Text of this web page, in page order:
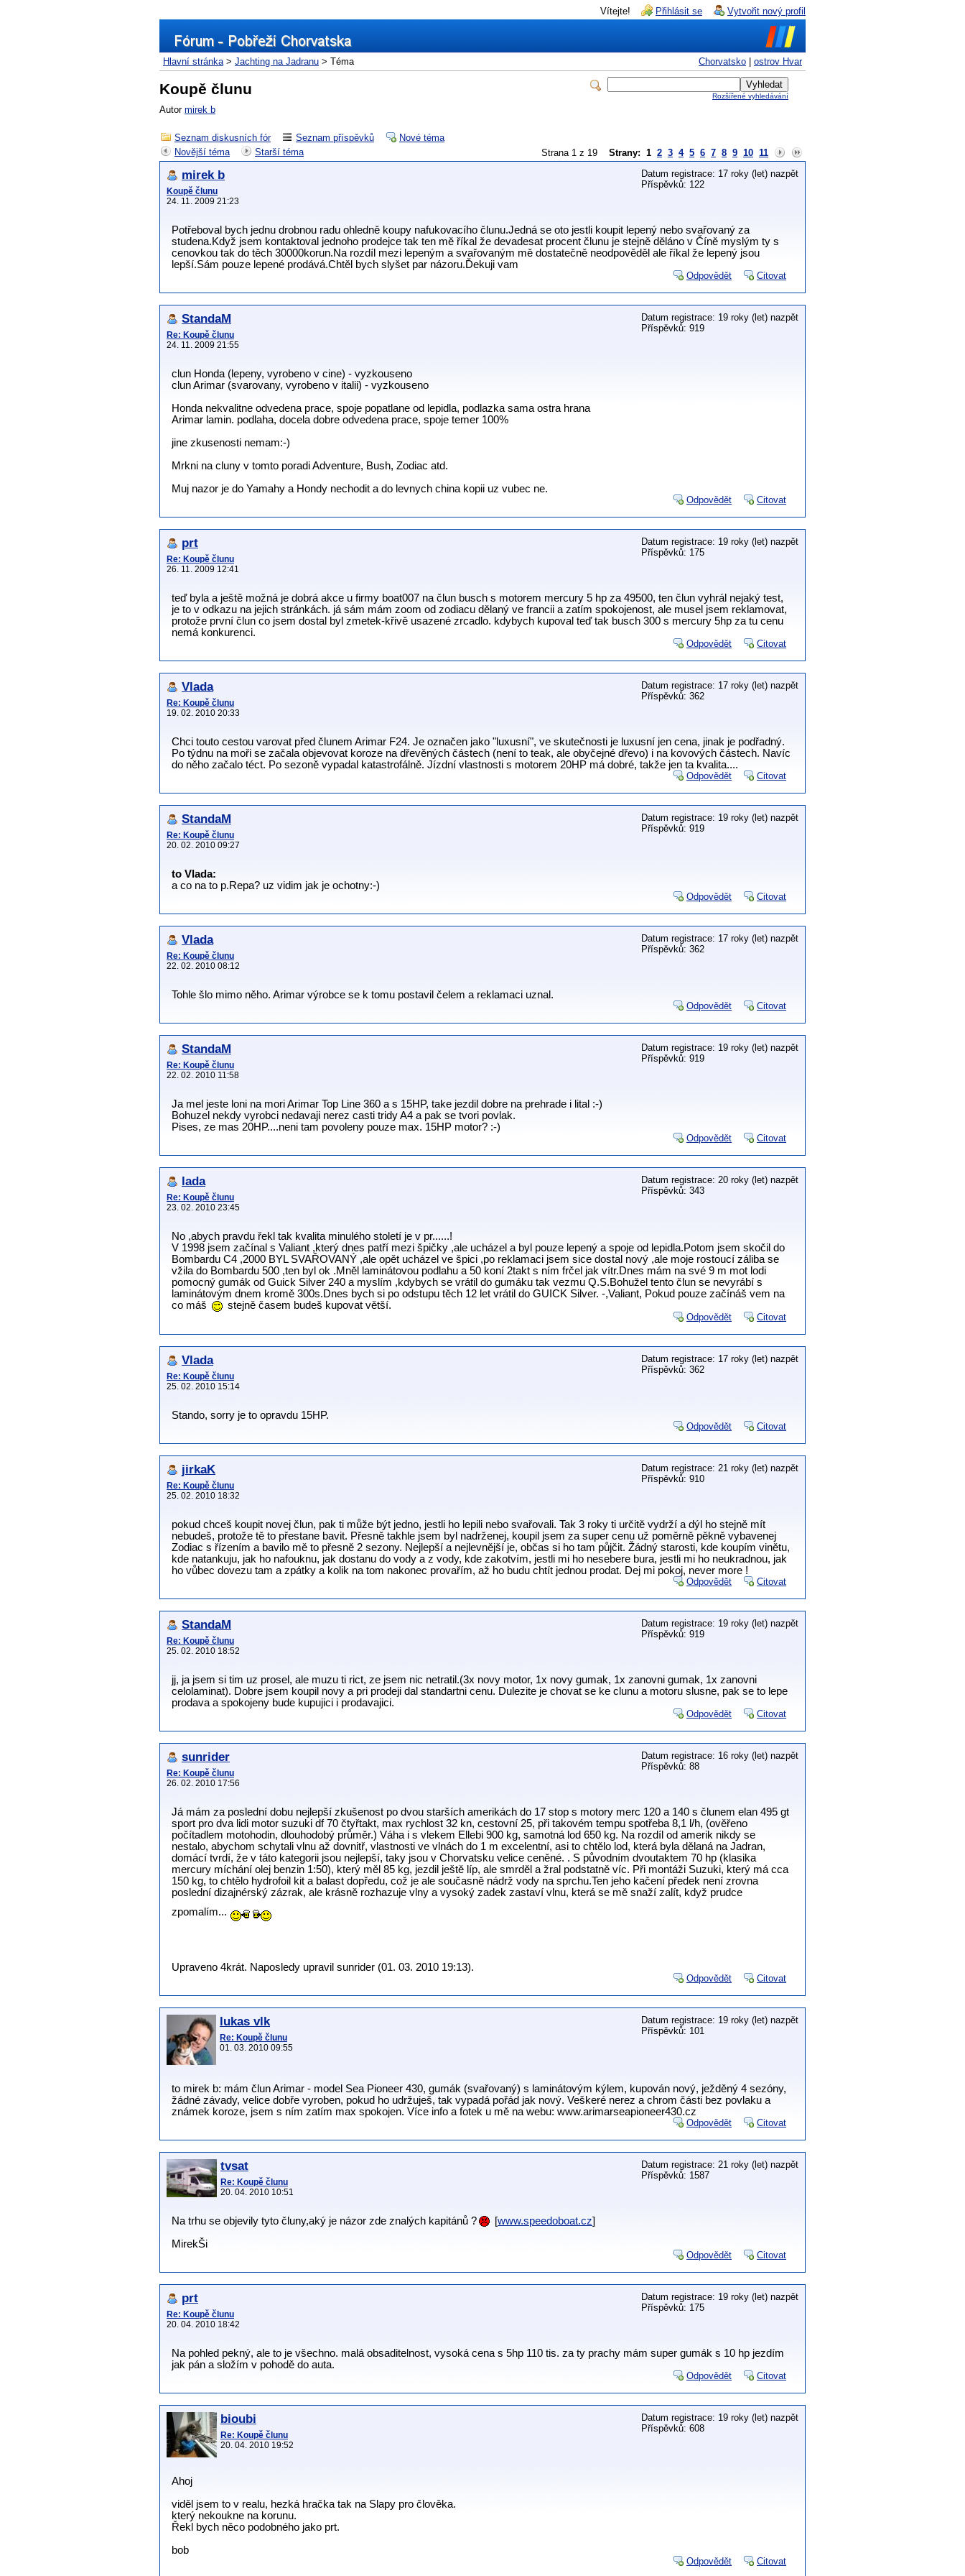
Vítejte! Přihlásit se Vytvořit nový profil
Chorvatsko ostrov Hvar
Hlavní stránka> Jachting na Jadranu > Téma
Rozšířené vyhledávání
Koupě člunu
Autor mirek b
Seznam diskusních fór Seznam příspěvků
Nové téma
Strana 1 z 19 Strany: 1 2 3 4 5 6 7 8 9 10 11
Novější téma Starší téma
mirek b
Koupě člunu
24. 11. 2009 21:23
Datum registrace: 17 roky (let) nazpět
Příspěvků: 122
Potřeboval bych jednu drobnou radu ohledně koupy nafukovacího člunu.Jedná se oto jestli koupit lepený nebo svařovaný za
studena.Když jsem kontaktoval jednoho prodejce tak ten mě říkal že devadesat procent člunu je stejně děláno v Číně myslým ty s
cenovkou tak do těch 30000korun.Na rozdíl mezi lepeným a svařovaným mě dostatečně neodpověděl ale říkal že lepený jsou
lepší.Sám pouze lepené prodává.Chtěl bych slyšet par názoru.Ďekuji vam
Odpovědět Citovat
StandaM
Re: Koupě člunu
24. 11. 2009 21:55
Datum registrace: 19 roky (let) nazpět
Příspěvků: 919
clun Honda (lepeny, vyrobeno v cine) - vyzkouseno
clun Arimar (svarovany, vyrobeno v italii) - vyzkouseno
Honda nekvalitne odvedena prace, spoje popatlane od lepidla, podlazka sama ostra hrana
Arimar lamin. podlaha, docela dobre odvedena prace, spoje temer 100%
jine zkusenosti nemam:-)
Mrkni na cluny v tomto poradi Adventure, Bush, Zodiac atd.
Muj nazor je do Yamahy a Hondy nechodit a do levnych china kopii uz vubec ne.
Odpovědět Citovat
prt
Re: Koupě člunu
26. 11. 2009 12:41
Datum registrace: 19 roky (let) nazpět
Příspěvků: 175
teď byla a ještě možná je dobrá akce u firmy boat007 na člun busch s motorem mercury 5 hp za 49500, ten člun vyhrál nejaký test,
je to v odkazu na jejich stránkách. já sám mám zoom od zodiacu dělaný ve francii a zatím spokojenost, ale musel jsem reklamovat,
protože první člun co jsem dostal byl zmetek-křivě usazené zrcadlo. kdybych kupoval teď tak busch 300 s mercury 5hp za tu cenu
nemá konkurenci.
Odpovědět Citovat
Vlada
Re: Koupě člunu
19. 02. 2010 20:33
Datum registrace: 17 roky (let) nazpět
Příspěvků: 362
Chci touto cestou varovat před člunem Arimar F24. Je označen jako "luxusní", ve skutečnosti je luxusní jen cena, jinak je podřadný.
Po týdnu na moři se začala objevovat koroze na dřevěných částech (není to teak, ale obyčejné dřevo) i na kovových částech. Navíc
do něho začalo téct. Po sezoně vypadal katastrofálně. Jízdní vlastnosti s motorem 20HP má dobré, takže jen ta kvalita....
Odpovědět Citovat
StandaM
Re: Koupě člunu
20. 02. 2010 09:27
Datum registrace: 19 roky (let) nazpět
Příspěvků: 919
to Vlada:
a co na to p.Repa? uz vidim jak je ochotny:-)
Odpovědět Citovat
Vlada
Re: Koupě člunu
22. 02. 2010 08:12
Datum registrace: 17 roky (let) nazpět
Příspěvků: 362
Tohle šlo mimo něho. Arimar výrobce se k tomu postavil čelem a reklamaci uznal.
Odpovědět Citovat
StandaM
Re: Koupě člunu
22. 02. 2010 11:58
Datum registrace: 19 roky (let) nazpět
Příspěvků: 919
Ja mel jeste loni na mori Arimar Top Line 360 a s 15HP, take jezdil dobre na prehrade i lital :-)
Bohuzel nekdy vyrobci nedavaji nerez casti tridy A4 a pak se tvori povlak.
Pises, ze mas 20HP....neni tam povoleny pouze max. 15HP motor? :-)
Odpovědět Citovat
lada
Re: Koupě člunu
23. 02. 2010 23:45
Datum registrace: 20 roky (let) nazpět
Příspěvků: 343
No ,abych pravdu řekl tak kvalita minulého století je v pr......!
V 1998 jsem začínal s Valiant ,který dnes patří mezi špičky ,ale ucházel a byl pouze lepený a spoje od lepidla.Potom jsem skočil do
Bombardu C4 ,2000 BYL SVAŘOVANÝ ,ale opět ucházel ve špici ,po reklamaci jsem sice dostal nový ,ale moje rostoucí záliba se
vžila do Bombardu 500 ,ten byl ok .Mněl laminátovou podlahu a 50 koní 2takt s ním frčel jak vítr.Dnes mám na své 9 m mot lodi
pomocný gumák od Guick Silver 240 a myslím ,kdybych se vrátil do gumáku tak vezmu Q.S.Bohužel tento člun se nevyrábí s
laminátovým dnem kromě 300s.Dnes bych si po odstupu těch 12 let vrátil do GUICK Silver. -,Valiant, Pokud pouze začínáš vem na
co máš
stejně časem budeš kupovat větší.
Odpovědět Citovat
Vlada
Re: Koupě člunu
25. 02. 2010 15:14
Datum registrace: 17 roky (let) nazpět
Příspěvků: 362
Stando, sorry je to opravdu 15HP.
Odpovědět Citovat
jirkaK
Re: Koupě člunu
25. 02. 2010 18:32
Datum registrace: 21 roky (let) nazpět
Příspěvků: 910
pokud chceš koupit novej člun, pak ti může být jedno, jestli ho lepili nebo svařovali. Tak 3 roky ti určitě vydrží a dýl ho stejně mít
nebudeš, protože tě to přestane bavit. Přesně takhle jsem byl nadrženej, koupil jsem za super cenu už poměrně pěkně vybavenej
Zodiac s řízením a bavilo mě to přesně 2 sezony. Nejlepší a nejlevnější je, občas si ho tam půjčit. Žádný starosti, kde koupím vinětu,
kde natankuju, jak ho nafouknu, jak dostanu do vody a z vody, kde zakotvím, jestli mi ho nesebere bura, jestli mi ho neukradnou, jak
ho vůbec dovezu tam a zpátky a kolik na tom nakonec provařím, až ho budu chtít jednou prodat. Dej mi pokoj, never more !
Odpovědět Citovat
StandaM
Re: Koupě člunu
25. 02. 2010 18:52
Datum registrace: 19 roky (let) nazpět
Příspěvků: 919
jj, ja jsem si tim uz prosel, ale muzu ti rict, ze jsem nic netratil.(3x novy motor, 1x novy gumak, 1x zanovni gumak, 1x zanovni
celolaminat). Dobre jsem koupil novy a pri prodeji dal standartni cenu. Dulezite je chovat se ke clunu a motoru slusne, pak se to lepe
prodava a spokojeny bude kupujici i prodavajici.
Odpovědět Citovat
sunrider
Re: Koupě člunu
26. 02. 2010 17:56
Datum registrace: 16 roky (let) nazpět
Příspěvků: 88
Já mám za poslední dobu nejlepší zkušenost po dvou starších amerikách do 17 stop s motory merc 120 a 140 s člunem elan 495 gt
sport pro dva lidi motor suzuki df 70 čtyřtakt, max rychlost 32 kn, cestovní 25, při takovém tempu spotřeba 8,1 l/h, (ověřeno
počítadlem motohodin, dlouhodobý průměr.) Váha i s vlekem Ellebi 900 kg, samotná lod 650 kg. Na rozdíl od amerik nikdy se
nestalo, abychom schytali vlnu až dovnitř, vlastnosti ve vlnách do 1 m excelentní, asi to chtělo lod, která byla dělaná na Jadran,
domácí tvrdí, že v táto kategorii jsou nejlepší, taky jsou v Chorvatsku velice ceněné. . S původním dvoutaktem 70 hp (klasika
mercury míchání olej benzin 1:50), který měl 85 kg, jezdil ještě líp, ale smrděl a žral podstatně víc. Při montáži Suzuki, který má cca
150 kg, to chtělo hydrofoil kit a balast dopředu, což je ale současně nádrž vody na sprchu.Ten jeho kačení předek není zrovna
poslední dizajnérský zázrak, ale krásně rozhazuje vlny a vysoký zadek zastaví vlnu, která se mě snaží zalít, když prudce
zpomalím...
Upraveno 4krát. Naposledy upravil sunrider (01. 03. 2010 19:13).
Odpovědět Citovat
lukas vlk
Re: Koupě člunu
01. 03. 2010 09:55
Datum registrace: 19 roky (let) nazpět
Příspěvků: 101
to mirek b: mám člun Arimar - model Sea Pioneer 430, gumák (svařovaný) s laminátovým kýlem, kupován nový, ježděný 4 sezóny,
žádné závady, velice dobře vyroben, pokud ho udržuješ, tak vypadá pořád jak nový. Veškeré nerez a chrom části bez povlaku a
známek koroze, jsem s ním zatím max spokojen. Více info a fotek u mě na webu: www.arimarseapioneer430.cz
Odpovědět Citovat
tvsat
Re: Koupě člunu
20. 04. 2010 10:51
Datum registrace: 21 roky (let) nazpět
Příspěvků: 1587
Na trhu se objevily tyto čluny,aký je názor zde znalých kapitánů ? [www.speedoboat.cz]
MirekŠi
Odpovědět Citovat
prt
Re: Koupě člunu
20. 04. 2010 18:42
Datum registrace: 19 roky (let) nazpět
Příspěvků: 175
Na pohled pekný, ale to je všechno. malá obsaditelnost, vysoká cena s 5hp 110 tis. za ty prachy mám super gumák s 10 hp jezdím
jak pán a složím v pohodě do auta.
Odpovědět Citovat
bioubi
Re: Koupě člunu
20. 04. 2010 19:52
Datum registrace: 19 roky (let) nazpět
Příspěvků: 608
Ahoj
viděl jsem to v realu, hezká hračka tak na Slapy pro člověka.
který nekoukne na korunu.
Řekl bych něco podobného jako prt.
bob
Odpovědět Citovat